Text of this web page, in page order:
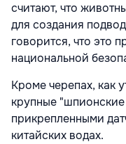
считают, что
для создания
говорится, что это
национальной
Кроме черепах, как
крупные
прикрепленными
китайских водах.